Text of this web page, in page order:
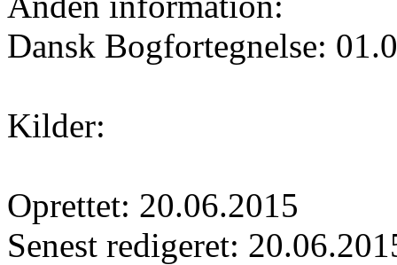
Dansk Bogfortegnelse:
Kilder:
Oprettet: 20.06.2015
Senest redigeret: